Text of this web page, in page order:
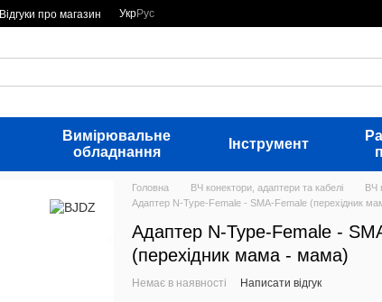
Відгуки про магазин УкрРус
Вимірювальне
обладнання
Інструмент
Головна ВЧ конектори, адаптери та кабелі ВЧ
Адаптер N-Type-Female - SMA-Female (перехідник
Адаптер N-Type-Female -
(перехідник мама - мама)
Немає в наявності Написати відгук